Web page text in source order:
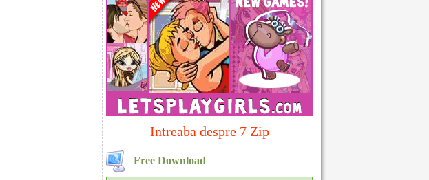
Intreaba despre 7 Zip
Free Download